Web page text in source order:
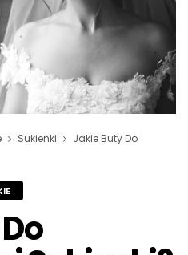
Sukienki
Jakie Buty Do